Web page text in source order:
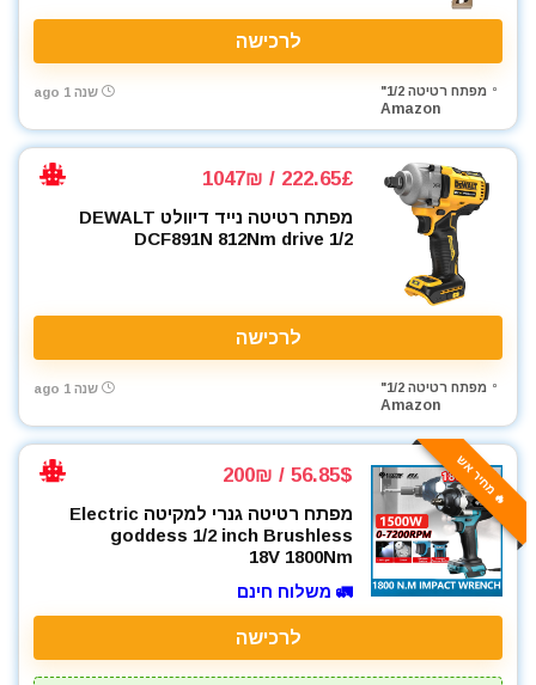
לרכישה
מפתח רטיטה 1/2"
Amazon
שנה 1 ago
222.65£ / 1047₪
מפתח רטיטה נייד דיוולט DEWALT
DCF891N 812Nm drive 1/2
לרכישה
מפתח רטיטה 1/2"
Amazon
שנה 1 ago
🔥 מחיר אש 56.85$ / 200₪
מפתח רטיטה גנרי למקיטה Electric
goddess 1/2 inch Brushless
18V 1800Nm
🚛 משלוח חינם
לרכישה